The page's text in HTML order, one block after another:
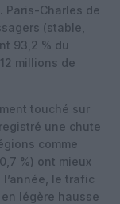
Paris-Charles de
(stable,
93,2 % du
millions de
touché sur
une chute
comme
%) ont mieux
le trafic
légère hausse